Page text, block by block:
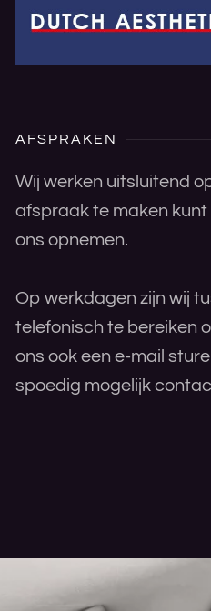
AFSPRAKEN
Wij werken uitsluitend
afspraak te maken
ons opnemen.
Op werkdagen zijn wij
telefonisch te bereiken
ons ook een e-mail
spoedig mogelijk